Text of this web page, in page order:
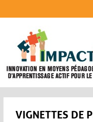
VIGNETTES DE